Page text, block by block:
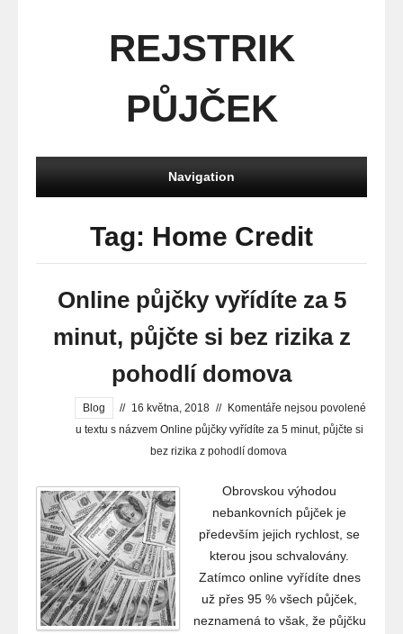
REJSTRIK
PŮJČEK
Navigation
Tag: Home Credit
Online půjčky vyřídíte za 5
minut, půjčte si bez rizika z
pohodlí domova
Blog // 16 května, 2018 //
Komentáře nejsou povolené
u textu s názvem Online půjčky vyřídíte za 5 minut, půjčte si
bez rizika z pohodlí domova
Obrovskou výhodou
nebankovních půjček je
především jejich rychlost, se
kterou jsou schvalovány.
Zatímco online vyřídíte dnes
už přes 95 % všech půjček,
neznamená to však, že půjčku